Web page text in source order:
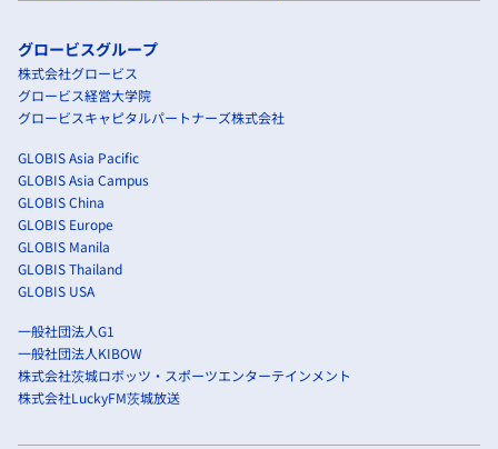
グロービスグループ
株式会社グロービス
グロービス経営大学院
グロービスキャピタルパートナーズ株式会社
GLOBIS Asia Pacific
GLOBIS Asia Campus
GLOBIS China
GLOBIS Europe
GLOBIS Manila
GLOBIS Thailand
GLOBIS USA
一般社団法人G1
一般社団法人KIBOW
株式会社茨城ロボッツ・スポーツエンターテインメント
株式会社LuckyFM茨城放送